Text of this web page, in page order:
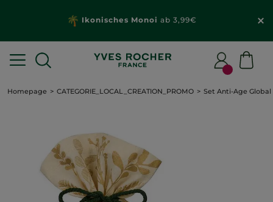
Ikonisches Monoi ab 3,99€
Homepage CATEGORIE_LOCAL_CREATION_PROMO Set Anti-Age Global